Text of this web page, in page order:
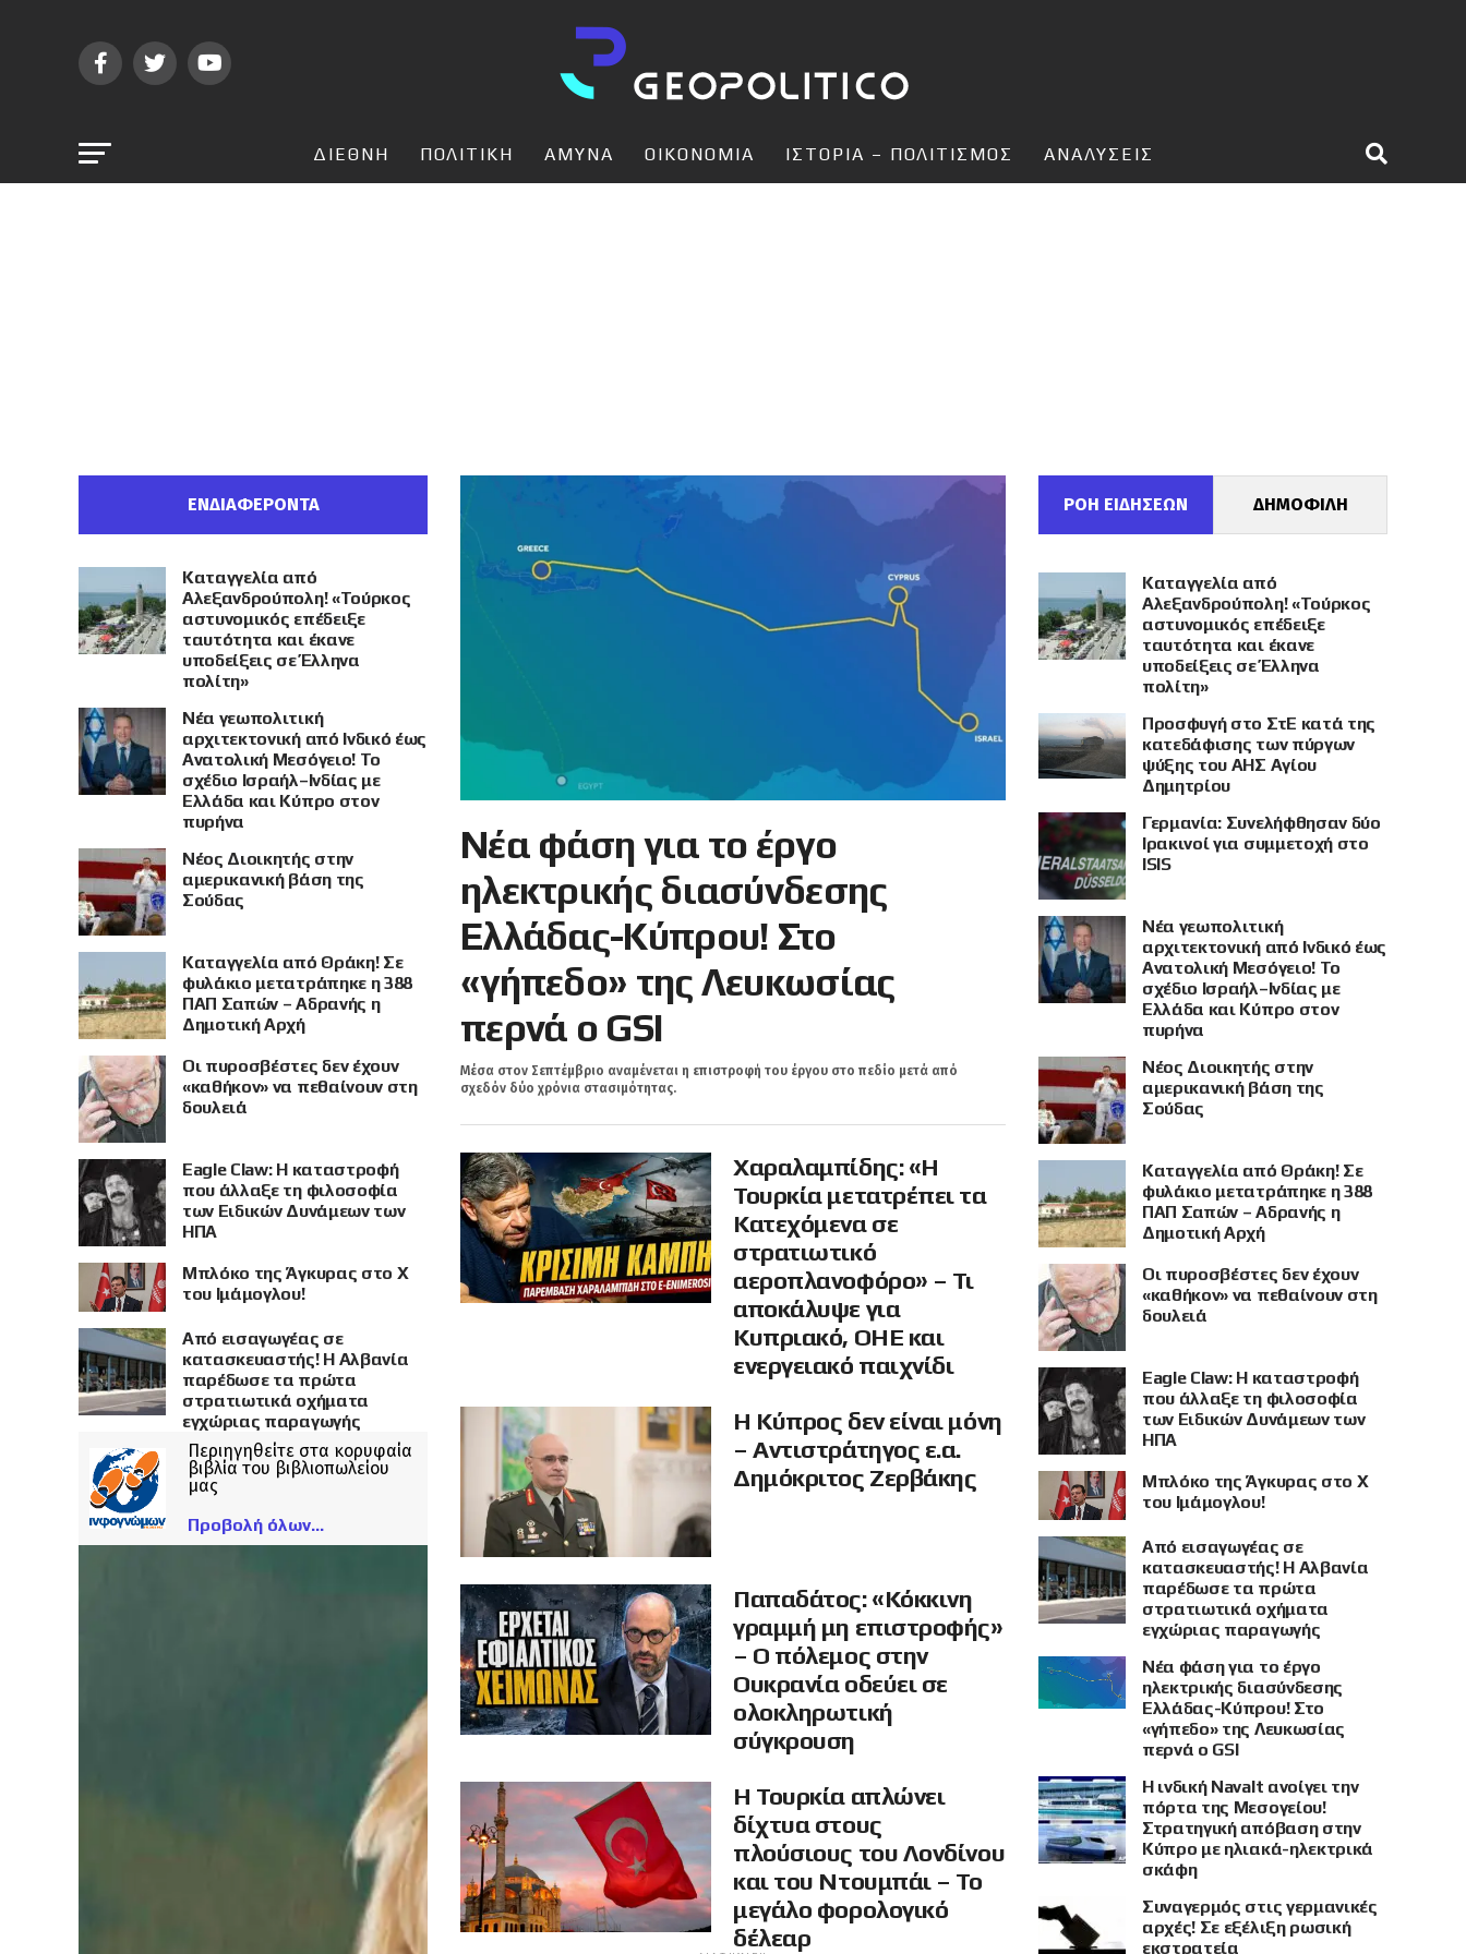
ΔΙΕΘΝΗ ΠΟΛΙΤΙΚΗ ΑΜΥΝΑ ΟΙΚΟΝΟΜΙΑ ΙΣΤΟΡΙΑ – ΠΟΛΙΤΙΣΜΟΣ ΑΝΑΛΥΣΕΙΣ
Νέα φάση για το έργο
ηλεκτρικής διασύνδεσης
Ελλάδας-Κύπρου! Στο
«γήπεδο» της Λευκωσίας
περνά ο GSI
Μέσα στον Σεπτέμβριο αναμένεται η επιστροφή του έργου στο πεδίο μετά από
σχεδόν δύο χρόνια στασιμότητας.
Χαραλαμπίδης: «Η
Τουρκία μετατρέπει τα
Κατεχόμενα σε
στρατιωτικό
αεροπλανοφόρο» – Τι
αποκάλυψε για
Κυπριακό, ΟΗΕ και
ενεργειακό παιχνίδι
Η Κύπρος δεν είναι μόνη
– Αντιστράτηγος ε.α.
Δημόκριτος Ζερβάκης
Παπαδάτος: «Κόκκινη
γραμμή μη επιστροφής»
– Ο πόλεμος στην
Ουκρανία οδεύει σε
ολοκληρωτική
σύγκρουση
Η Τουρκία απλώνει
δίχτυα στους
πλούσιους του Λονδίνου
και του Ντουμπάι – Το
μεγάλο φορολογικό
δέλεαρ
ΕΝΔΙΑΦΕΡΟΝΤΑ
Καταγγελία από
Αλεξανδρούπολη! «Τούρκος
αστυνομικός επέδειξε
ταυτότητα και έκανε
υποδείξεις σε Έλληνα
πολίτη»
Νέα γεωπολιτική
αρχιτεκτονική από Ινδικό έως
Ανατολική Μεσόγειο! Το
σχέδιο Ισραήλ–Ινδίας με
Ελλάδα και Κύπρο στον
πυρήνα
Νέος Διοικητής στην
αμερικανική βάση της
Σούδας
Καταγγελία από Θράκη! Σε
φυλάκιο μετατράπηκε η 388
ΠΑΠ Σαπών – Αδρανής η
Δημοτική Αρχή
Οι πυροσβέστες δεν έχουν
«καθήκον» να πεθαίνουν στη
δουλειά
Eagle Claw: Η καταστροφή
που άλλαξε τη φιλοσοφία
των Ειδικών Δυνάμεων των
ΗΠΑ
Μπλόκο της Άγκυρας στο X
του Ιμάμογλου!
Από εισαγωγέας σε
κατασκευαστής! Η Αλβανία
παρέδωσε τα πρώτα
στρατιωτικά οχήματα
εγχώριας παραγωγής
Περιηγηθείτε στα κορυφαία
βιβλία του βιβλιοπωλείου
μας
Προβολή όλων
ΡΟΗ ΕΙΔΗΣΕΩΝ ΔΗΜΟΦΙΛΗ
Καταγγελία από
Αλεξανδρούπολη! «Τούρκος
αστυνομικός επέδειξε
ταυτότητα και έκανε
υποδείξεις σε Έλληνα
πολίτη»
Προσφυγή στο ΣτΕ κατά της
κατεδάφισης των πύργων
ψύξης του ΑΗΣ Αγίου
Δημητρίου
Γερμανία: Συνελήφθησαν δύο
Ιρακινοί για συμμετοχή στο
ISIS
Νέα γεωπολιτική
αρχιτεκτονική από Ινδικό έως
Ανατολική Μεσόγειο! Το
σχέδιο Ισραήλ–Ινδίας με
Ελλάδα και Κύπρο στον
πυρήνα
Νέος Διοικητής στην
αμερικανική βάση της
Σούδας
Καταγγελία από Θράκη! Σε
φυλάκιο μετατράπηκε η 388
ΠΑΠ Σαπών – Αδρανής η
Δημοτική Αρχή
Οι πυροσβέστες δεν έχουν
«καθήκον» να πεθαίνουν στη
δουλειά
Eagle Claw: Η καταστροφή
που άλλαξε τη φιλοσοφία
των Ειδικών Δυνάμεων των
ΗΠΑ
Μπλόκο της Άγκυρας στο X
του Ιμάμογλου!
Από εισαγωγέας σε
κατασκευαστής! Η Αλβανία
παρέδωσε τα πρώτα
στρατιωτικά οχήματα
εγχώριας παραγωγής
Νέα φάση για το έργο
ηλεκτρικής διασύνδεσης
Ελλάδας-Κύπρου! Στο
«γήπεδο» της Λευκωσίας
περνά ο GSI
Η ινδική Navalt ανοίγει την
πόρτα της Μεσογείου!
Στρατηγική απόβαση στην
Κύπρο με ηλιακά-ηλεκτρικά
σκάφη
Συναγερμός στις γερμανικές
αρχές! Σε εξέλιξη ρωσική
εκστρατεία